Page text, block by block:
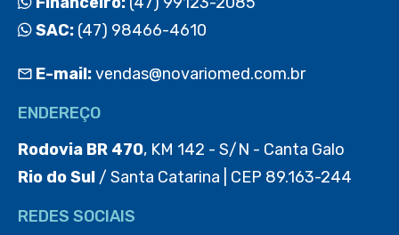
SAC: (47) 98466-4610
E-mail:vendas@novariomed.com.br
ENDEREÇO
Rodovia BR 470, KM 142 - S/N - Canta Galo
Rio do Sul / Santa Catarina | CEP 89.163-244
REDES SOCIAIS